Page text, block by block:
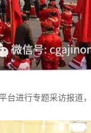
进行专题采访报道